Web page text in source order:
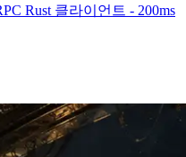
Rust 클라이언트 - 200ms